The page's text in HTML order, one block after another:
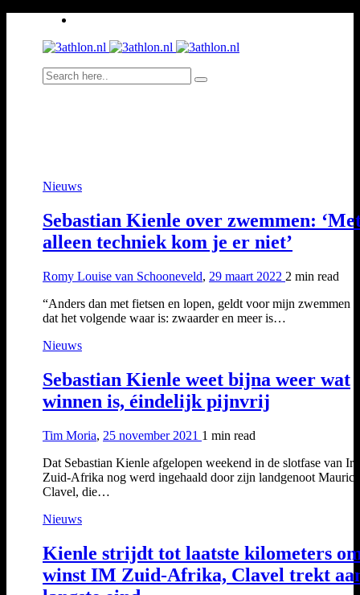
Nieuws
Sebastian Kienle over zwemmen:
alleen techniek kom je er niet’
Romy Louise van Schooneveld, 29 maart 2022 2 min read
“Anders dan met fietsen en lopen, geldt voor mijn zwemmen
dat het volgende waar is: zwaarder en meer is…
Nieuws
Sebastian Kienle weet bijna weer wat
winnen is, éindelijk pijnvrij
Tim Moria, 25 november 2021 1 min read
Dat Sebastian Kienle afgelopen weekend in de slotfase van
Zuid-Afrika nog werd ingehaald door zijn landgenoot Maurice
Clavel, die…
Nieuws
Kienle strijdt tot laatste kilometers
winst IM Zuid-Afrika, Clavel trekt